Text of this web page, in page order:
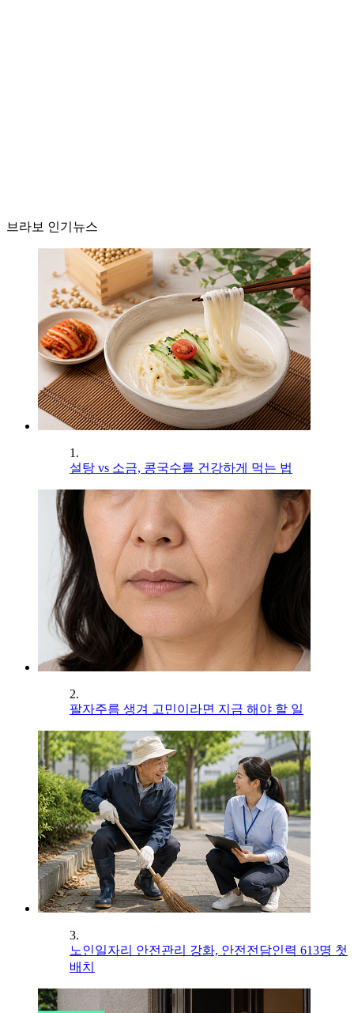
브라보 인기뉴스
1.
설탕 vs 소금, 콩국수를 건강하게 먹는 법
2.
팔자주름 생겨 고민이라면 지금 해야 할 일
3.
노인일자리 안전관리 강화, 안전전담인력 613명 첫
배치